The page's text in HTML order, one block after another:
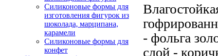
Силиконовые формы для
изготовления фигурок из
шоколада, марципана,
карамели
Силиконовые формы для
конфет
- фольга
слой -